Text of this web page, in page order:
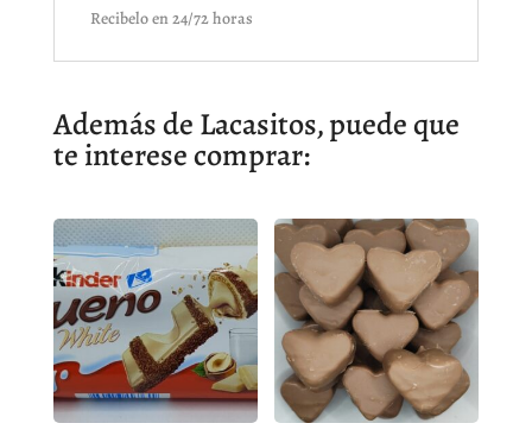
Recibelo en 24/72 horas
Además de Lacasitos, puede que
te interese comprar: